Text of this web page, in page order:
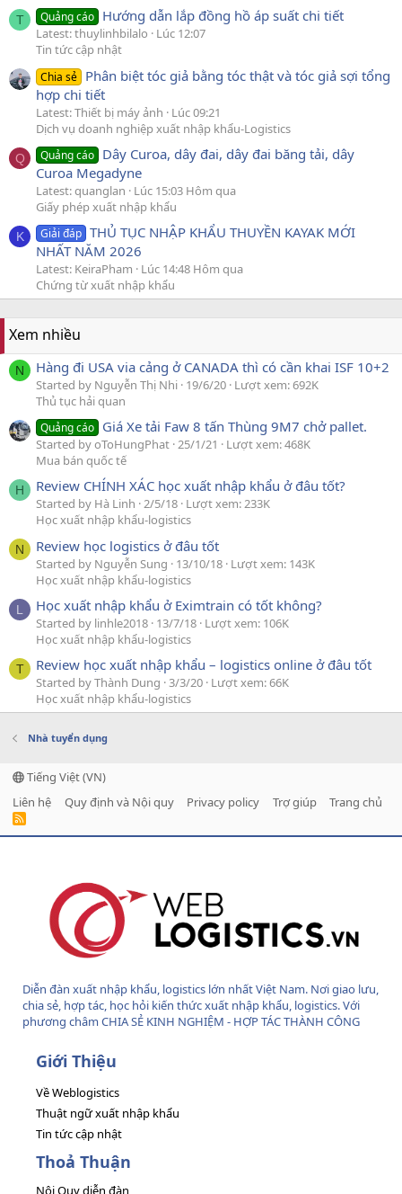
T Quảng cáo Hướng dẫn lắp đồng hồ áp suất chi tiết
Latest: thuylinhbilalo
Lúc 12:07
Tin tức cập nhật
Chia sẻ Phân biệt tóc giả bằng tóc thật và tóc giả sợi tổng
hợp chi tiết
Latest: Thiết bị máy ảnh
Lúc 09:21
Dịch vụ doanh nghiệp xuất nhập khẩu-Logistics
Q Quảng cáo Dây Curoa, dây đai, dây đai băng tải, dây
Curoa Megadyne
Latest: quanglan
Lúc 15:03 Hôm qua
Giấy phép xuất nhập khẩu
K Giải đáp THỦ TỤC NHẬP KHẨU THUYỀN KAYAK MỚI
NHẤT NĂM 2026
Latest: KeiraPham
Lúc 14:48 Hôm qua
Chứng từ xuất nhập khẩu
Xem nhiều
N Hàng đi USA via cảng ở CANADA thì có cần khai ISF 10+2
Started by Nguyễn Thị Nhi 19/6/20 Lượt xem: 692K
Thủ tục hải quan
Quảng cáo Giá Xe tải Faw 8 tấn Thùng 9M7 chở pallet.
Started by oToHungPhat 25/1/21
Lượt xem: 468K
Mua bán quốc tế
H Review CHÍNH XÁC học xuất nhập khẩu ở đâu tốt?
Started by Hà Linh 2/5/18 Lượt xem: 233K
Học xuất nhập khẩu-logistics
N Review học logistics ở đâu tốt
Started by Nguyễn Sung 13/10/18 Lượt xem: 143K
Học xuất nhập khẩu-logistics
L Học xuất nhập khẩu ở Eximtrain có tốt không?
Started by linhle2018 13/7/18 Lượt xem: 106K
Học xuất nhập khẩu-logistics
T Review học xuất nhập khẩu – logistics online ở đâu tốt
Started by Thành Dung 3/3/20 Lượt xem: 66K
Học xuất nhập khẩu-logistics
Nhà tuyển dụng
Tiếng Việt (VN)
Liên hệ
Quy định và Nội quy Privacy policy Trợ giúp Trang chủ
R
Diễn đàn xuất nhập khẩu, logistics lớn nhất Việt Nam. Nơi giao lưu,
chia sẻ, hợp tác, học hỏi kiến thức xuất nhập khẩu, logistics. Với
phương châm CHIA SẺ KINH NGHIỆM - HỢP TÁC THÀNH CÔNG
Giới Thiệu
Về Weblogistics
Thuật ngữ xuất nhập khẩu
Tin tức cập nhật
Thoả Thuận
Nội Quy diễn đàn